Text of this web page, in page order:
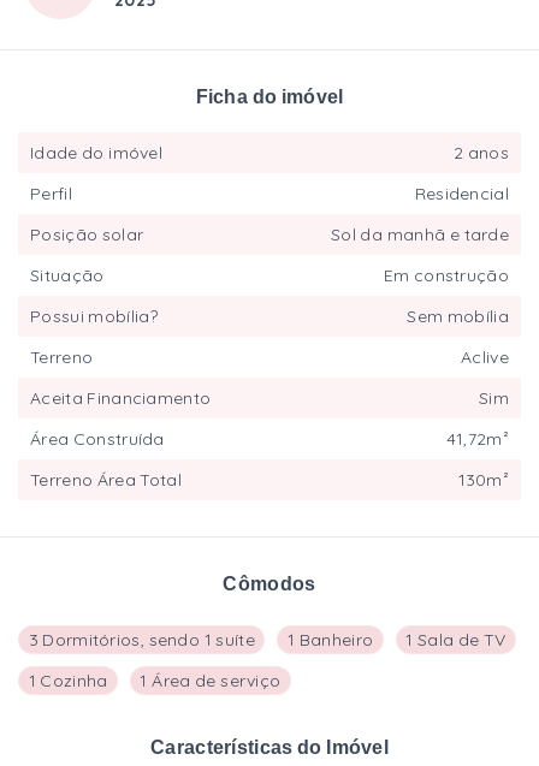
Cômodos
3 Dormitórios, sendo 1 suíte 1 Banheiro
1 Sala de TV
1 Cozinha
1 Área de serviço
Características do Imóvel
Ficha do imóvel
Idade do imóvel
2 anos
Perfil
Residencial
Posição solar
Sol da manhã e tarde
Situação
Em construção
Possui mobília?
Sem mobília
Terreno
Aclive
Aceita Financiamento
Sim
Área Construída
41,72m²
Terreno Área Total
130m²